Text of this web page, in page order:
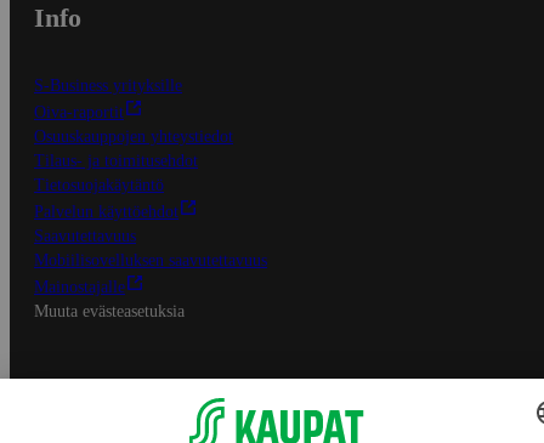
Info
S-Business yrityksille
Oiva-raportit
Osuuskauppojen yhteystiedot
Tilaus- ja toimitusehdot
Tietosuojakäytäntö
Palvelun käyttöehdot
Saavutettavuus
Mobiilisovelluksen saavutettavuus
Mainostajalle
Muuta evästeasetuksia
S-ryhmän palvelut